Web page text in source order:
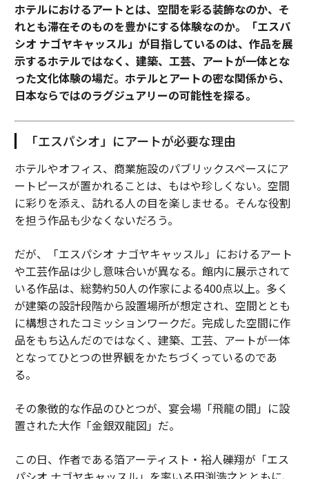
ホテルにおけるアートとは、空間を彩る装飾なのか、そ
れとも滞在そのものを豊かにする体験なのか。「エスパ
シオ ナゴヤキャッスル」が目指しているのは、作品を展
示するホテルではなく、建築、工芸、アートが一体とな
った文化体験の場だ。ホテルとアートの密な関係から、
日本ならではのラグジュアリーの可能性を探る。
「エスパシオ」にアートが必要な理由
ホテルやオフィス、商業施設のパブリックスペースにア
ートピースが置かれることは、もはや珍しくない。空間
に彩りを添え、訪れる人の目を楽しませる。そんな役割
を担う作品も少なくないだろう。
だが、「エスパシオ ナゴヤキャッスル」におけるアート
や工芸作品は少し意味合いが異なる。館内に展示されて
いる作品は、総勢約50人の作家による400点以上。多く
が建築の設計段階から設置場所が想定され、空間ととも
に構想されたコミッションワークだ。完成した空間に作
品をもち込んだのではなく、建築、工芸、アートが一体
となってひとつの世界観をかたちづくっているのであ
る。
その象徴的な作品のひとつが、宴会場「飛龍の間」に設
置された大作「金銀双龍図」だ。
この日、作者である箔アーティスト・裕人礫翔が「エス